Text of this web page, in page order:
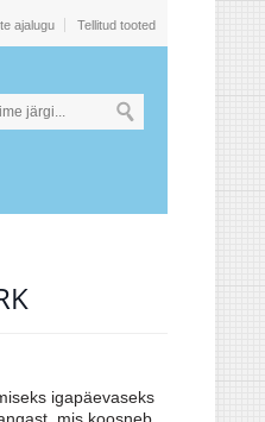
ajalugu Tellitud tooted
igapäevaseks